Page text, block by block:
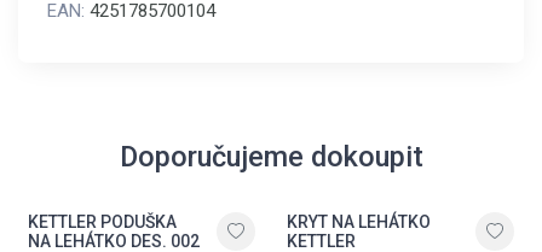
EAN: 4251785700104
Doporučujeme dokoupit
KETTLER PODUŠKA
NA LEHÁTKO DES. 002
KRYT NA LEHÁTKO
KETTLER